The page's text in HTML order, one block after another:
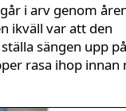
i arv genom
ikväll var att den
sängen upp på
rasa ihop innan